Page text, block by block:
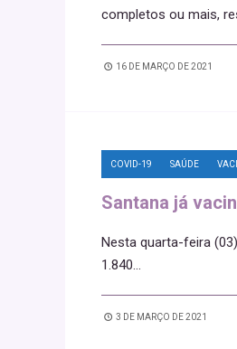
completos ou mais,
16 DE MARÇO DE 2021
COVID-19 SAÚDE
Santana já
Nesta quarta-feira
1.840...
3 DE MARÇO DE 2021